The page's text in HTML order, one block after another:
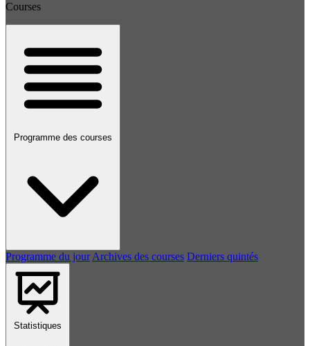
Courses
Programme des courses
Programme du jour Archives des courses Derniers quintés
Statistiques